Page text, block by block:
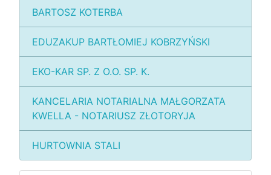
BARTOSZ KOTERBA
EDUZAKUP BARTŁOMIEJ KOBRZYŃSKI
EKO-KAR SP. Z O.O. SP. K.
KANCELARIA NOTARIALNA MAŁGORZATA
KWELLA - NOTARIUSZ ZŁOTORYJA
HURTOWNIA STALI